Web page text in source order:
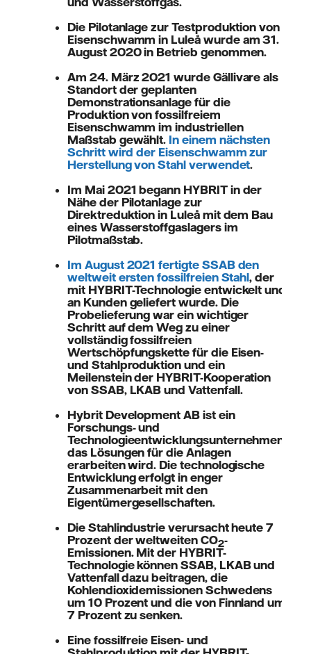
Die Pilotanlage zur Testproduktion von
Eisenschwamm in Luleå wurde am 31.
August 2020 in Betrieb genommen.
Am 24. März 2021 wurde Gällivare als
Standort der geplanten
Demonstrationsanlage für die
Produktion von fossilfreiem
Eisenschwamm im industriellen
Maßstab gewählt. In einem nächsten
Schritt wird der Eisenschwamm zur
Herstellung von Stahl verwendet.
Im Mai 2021 begann HYBRIT in der
Nähe der Pilotanlage zur
Direktreduktion in Luleå mit dem Bau
eines Wasserstoffgaslagers im
Pilotmaßstab.
Im August 2021 fertigte SSAB den
weltweit ersten fossilfreien Stahl, der
mit HYBRIT-Technologie entwickelt und
an Kunden geliefert wurde. Die
Probelieferung war ein wichtiger
Schritt auf dem Weg zu einer
vollständig fossilfreien
Wertschöpfungskette für die Eisen-
und Stahlproduktion und ein
Meilenstein der HYBRIT-Kooperation
von SSAB, LKAB und Vattenfall.
Hybrit Development AB ist ein
Forschungs- und
Technologieentwicklungsunternehmen,
das Lösungen für die Anlagen
erarbeiten wird. Die technologische
Entwicklung erfolgt in enger
Zusammenarbeit mit den
Eigentümergesellschaften.
Die Stahlindustrie verursacht heute 7
Prozent der weltweiten CO2-
Emissionen. Mit der HYBRIT-
Technologie können SSAB, LKAB und
Vattenfall dazu beitragen, die
Kohlendioxidemissionen Schwedens
um 10 Prozent und die von Finnland um
7 Prozent zu senken.
Eine fossilfreie Eisen- und